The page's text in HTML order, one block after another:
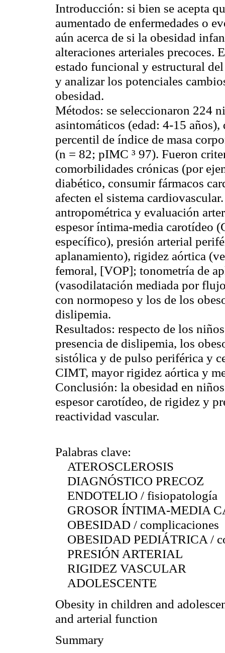
Introducción: si bien se acepta
aumentado de enfermedades o
aún acerca de si la obesidad
alteraciones arteriales precoces.
estado funcional y estructural
y analizar los potenciales
obesidad.
Métodos: se seleccionaron 224
asintomáticos (edad: 4-15 años),
percentil de índice de masa
(n = 82; pIMC ³ 97). Fueron
comorbilidades crónicas (por
diabético, consumir fármacos
afecten el sistema
antropométrica y evaluación
espesor íntima-media carotídeo
específico), presión arterial
aplanamiento), rigidez aórtica
femoral, [VOP]; tonometría de
(vasodilatación mediada por
con normopeso y los de los
dislipemia.
Resultados: respecto de los
presencia de dislipemia, los
sistólica y de pulso periférica y
CIMT, mayor rigidez aórtica y
Conclusión: la obesidad en
espesor carotídeo, de rigidez y
reactividad vascular.
Palabras clave:
ATEROSCLEROSIS
DIAGNÓSTICO PRECOZ
ENDOTELIO / fisiopatología
GROSOR ÍNTIMA-MEDIA
OBESIDAD / complicaciones
OBESIDAD PEDIÁTRICA /
PRESIÓN ARTERIAL
RIGIDEZ VASCULAR
ADOLESCENTE
Obesity in children and
and arterial function
Summary